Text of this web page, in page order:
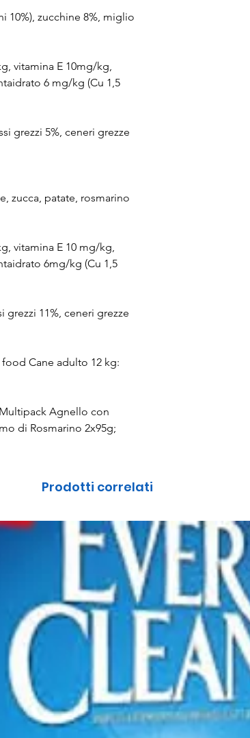
10%), zucchine 8%, miglio
vitamina E 10mg/kg,
6 mg/kg (Cu 1,5
grezzi 5%, ceneri grezze
zucca, patate, rosmarino
vitamina E 10 mg/kg,
6mg/kg (Cu 1,5
grezzi 11%, ceneri grezze
Cane adulto 12 kg:
Agnello con
di Rosmarino 2x95g;
Prodotti correlati